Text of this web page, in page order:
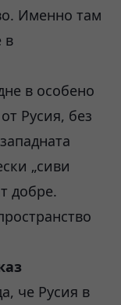
Именно там
в
в особено
Русия, без
„сиви
добре.
че Русия в